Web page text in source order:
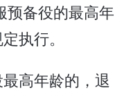
预备役的最高年
执行。
高年龄的，退